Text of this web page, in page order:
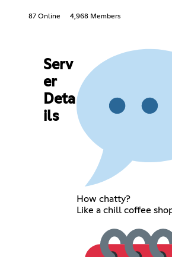
87 Online 4,968 Members
Serv
er
Deta
ils
How chatty?
Like a chill coffee